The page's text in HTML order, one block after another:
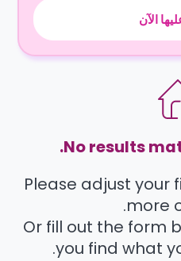
الآن
No results
Please adjust your
more
Or fill out the form
you find what